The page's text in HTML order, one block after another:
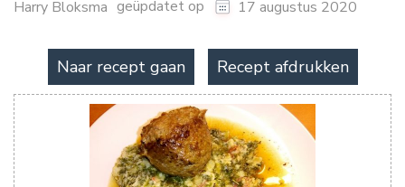
Harry Bloksma geüpdatet op 17 augustus 2020
Naar recept gaan Recept afdrukken